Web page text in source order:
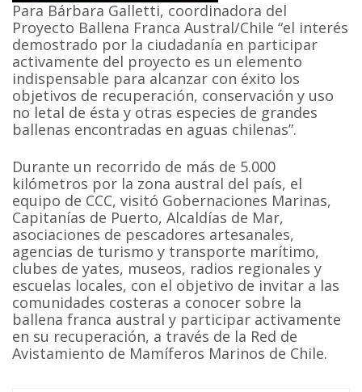
Para Bárbara Galletti, coordinadora del
Proyecto Ballena Franca Austral/Chile “el interés
demostrado por la ciudadanía en participar
activamente del proyecto es un elemento
indispensable para alcanzar con éxito los
objetivos de recuperación, conservación y uso
no letal de ésta y otras especies de grandes
ballenas encontradas en aguas chilenas”.
Durante un recorrido de más de 5.000
kilómetros por la zona austral del país, el
equipo de CCC, visitó Gobernaciones Marinas,
Capitanías de Puerto, Alcaldías de Mar,
asociaciones de pescadores artesanales,
agencias de turismo y transporte marítimo,
clubes de yates, museos, radios regionales y
escuelas locales, con el objetivo de invitar a las
comunidades costeras a conocer sobre la
ballena franca austral y participar activamente
en su recuperación, a través de la Red de
Avistamiento de Mamíferos Marinos de Chile.